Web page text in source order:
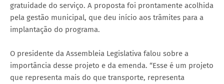
gratuidade do serviço. A proposta foi prontamente acolhida
pela gestão municipal, que deu início aos trâmites para a
implantação do programa.
O presidente da Assembleia Legislativa falou sobre a
importância desse projeto e da emenda. “Esse é um projeto
que representa mais do que transporte, representa